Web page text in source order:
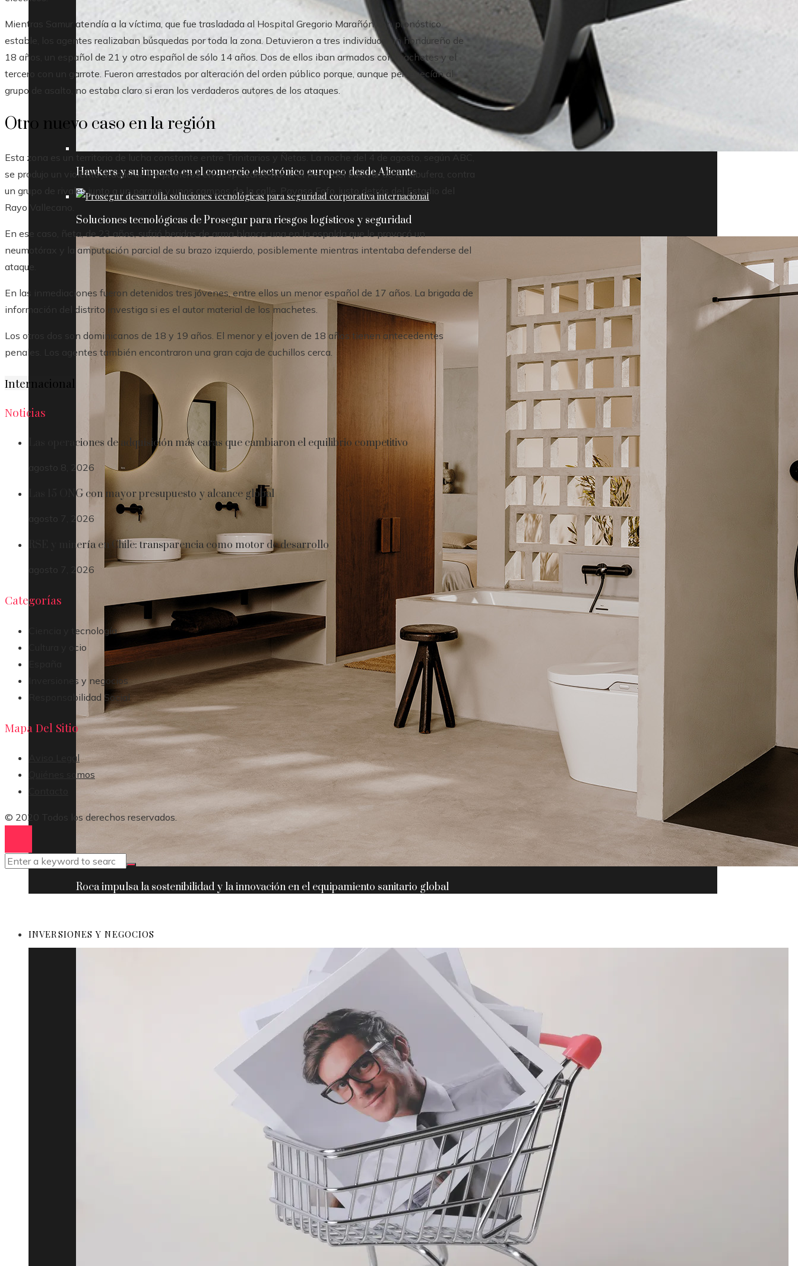
Hawkers y su impacto en el comercio electrónico europeo desde Alicante
Soluciones tecnológicas de Prosegur para riesgos logísticos y seguridad
Roca impulsa la sostenibilidad y la innovación en el equipamiento sanitario global
INVERSIONES Y NEGOCIOS
Mientras Samur atendía a la víctima, que fue trasladada al Hospital Gregorio Marañón con pronóstico
estable, los agentes realizaban búsquedas por toda la zona. Detuvieron a tres individuos: un hondureño de
18 años, un español de 21 y otro español de sólo 14 años. Dos de ellos iban armados con machetes y el
tercero con un garrote. Fueron arrestados por alteración del orden público porque, aunque pertenecían al
grupo de asalto, no estaba claro si eran los verdaderos autores de los ataques.
Otro nuevo caso en la región
Esta zona es un territorio de lucha constante entre Trinitarios y Ñetas. La noche del 4 de agosto, según ABC,
se produjo un violento ataque de los primeros en desplazarse hacia el norte del bulevar de la Albufera, contra
un grupo de rivales junto a un parque y unos campos de la calle. Payaso Fofo, justo detrás del Estadio del
Rayo Vallecano.
En ese caso, ñeta, de 23 años, sufrió heridas de arma blanca: una en la espalda que le provocó un
neumotórax y la amputación parcial de su brazo izquierdo, posiblemente mientras intentaba defenderse del
ataque.
En las inmediaciones fueron detenidos tres jóvenes, entre ellos un menor español de 17 años. La brigada de
información del distrito investiga si es el autor material de los machetes.
Los otros dos son dominicanos de 18 y 19 años. El menor y el joven de 18 años tienen antecedentes
penales. Los agentes también encontraron una gran caja de cuchillos cerca.
Internacional
Noticias
Las operaciones de adquisición más caras que cambiaron el equilibrio competitivo
agosto 8, 2026
Las 15 ONG con mayor presupuesto y alcance global
agosto 7, 2026
RSE y minería en Chile: transparencia como motor de desarrollo
agosto 7, 2026
Categorías
Ciencia y tecnología
Cultura y ocio
Inversiones y negocios
Responsabilidad Social
Mapa Del Sitio
Aviso Legal
Quiénes somos
© 2020 Todos los derechos reservados.